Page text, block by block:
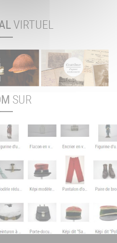
VIRTUEL
SUR